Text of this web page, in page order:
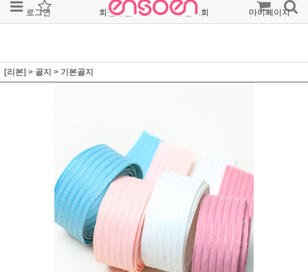
로그인 회원가입 주문조회 마이페이지
[리본] > 골지 > 기본골지